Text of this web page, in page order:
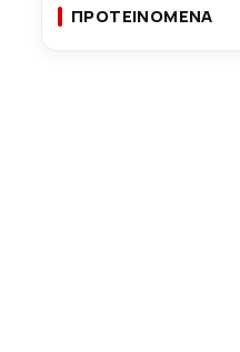
ΠΡΟΤΕΙΝΟΜΕΝΑ